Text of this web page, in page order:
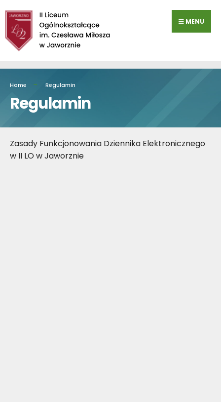
Przejdź
do
zawartości
MENU
Home Regulamin
Regulamin
Zasady Funkcjonowania Dziennika Elektronicznego
w II LO w Jaworznie